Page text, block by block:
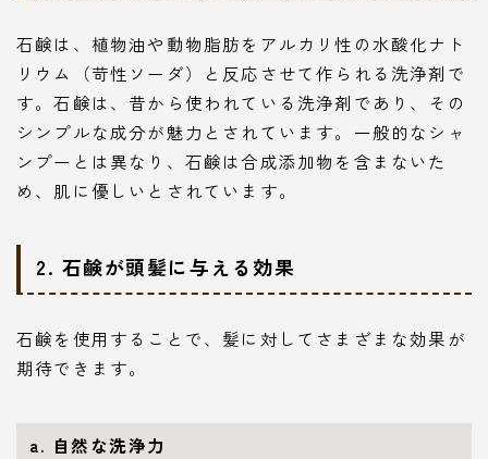
石鹸は、植物油や動物脂肪をアルカリ性の水酸化ナト
リウム（苛性ソーダ）と反応させて作られる洗浄剤で
す。石鹸は、昔から使われている洗浄剤であり、その
シンプルな成分が魅力とされています。一般的なシャ
ンプーとは異なり、石鹸は合成添加物を含まないた
め、肌に優しいとされています。
2. 石鹸が頭髪に与える効果
石鹸を使用することで、髪に対してさまざまな効果が
期待できます。
a. 自然な洗浄力